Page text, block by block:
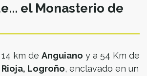
el Monasterio de
km de Anguiano y a 54 Km de
Rioja, Logroño, enclavado en un